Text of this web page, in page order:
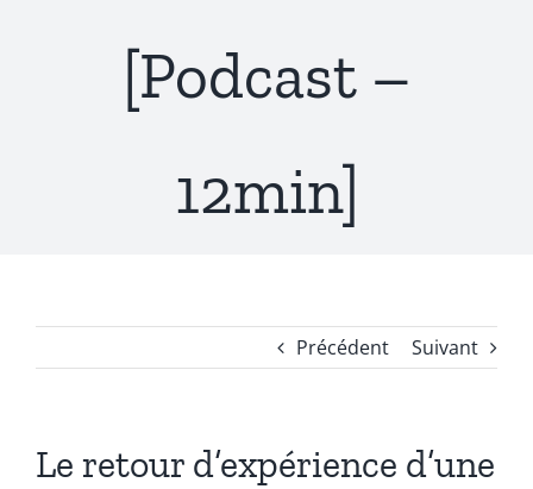
[Podcast –
12min]
Précédent Suivant
Le retour d’expérience d’une